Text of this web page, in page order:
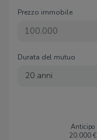
Prezzo immobile
Durata del mutuo
20 anni
Anticipo
20.000€